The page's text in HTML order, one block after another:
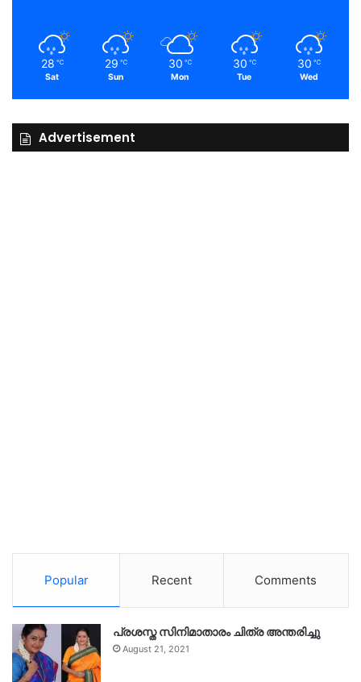
28 ℃
Sat
29 ℃
Sun
30 ℃
Mon
30 ℃
Tue
30 ℃
Wed
Advertisement
Popular Recent Comments
പ്രശസ്ത സിനിമാതാരം ചിത്ര അന്തരിച്ചു
August 21, 2021